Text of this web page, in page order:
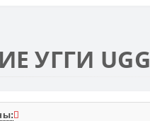
УГГИ UGG